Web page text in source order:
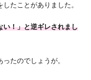
たことがありました。
い！」と逆ギレされまし
たのでしょうが。